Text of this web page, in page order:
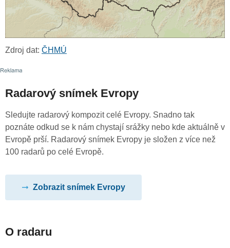
Zdroj dat: ČHMÚ
Radarový snímek Evropy
Sledujte radarový kompozit celé Evropy. Snadno tak
poznáte odkud se k nám chystají srážky nebo kde aktuálně v
Evropě prší. Radarový snímek Evropy je složen z více než
100 radarů po celé Evropě.
Zobrazit snímek Evropy
O radaru